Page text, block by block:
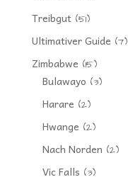
Treibgut(51)
Ultimativer Guide (7)
Zimbabwe (15)
Bulawayo (3)
Harare (2)
Hwange (2)
Nach Norden (2)
Vic Falls (3)